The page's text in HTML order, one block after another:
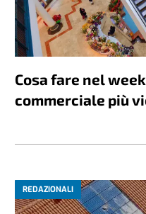
Cosa fare nel
commerciale più
REDAZIONALI